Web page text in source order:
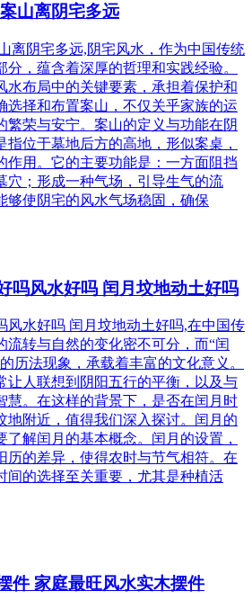
山离阴宅多远
离阴宅多远,阴宅风水，作为中国传统
分，蕴含着深厚的哲理和实践经验。
水布局中的关键要素，承担着保护和
选择和布置案山，不仅关乎家族的运
繁荣与安宁。案山的定义与功能在阴
指位于墓地后方的高地，形似案桌，
作用。它的主要功能是：一方面阻挡
穴；形成一种气场，引导生气的流
够使阴宅的风水气场稳固，确保
吗风水好吗 闰月坟地动土好吗
风水好吗 闰月坟地动土好吗,在中国传
流转与自然的变化密不可分，而“闰
历法现象，承载着丰富的文化意义。
让人联想到阴阳五行的平衡，以及与
慧。在这样的背景下，是否在闰月时
地附近，值得我们深入探讨。闰月的
了解闰月的基本概念。闰月的设置，
历的差异，使得农时与节气相符。在
间的选择至关重要，尤其是种植活
件 家庭最旺风水实木摆件